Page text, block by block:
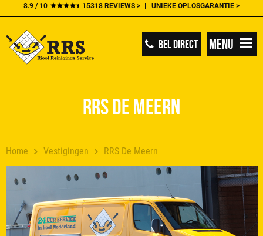
8.9 / 10 15318 REVIEWS > UNIEKE OPLOSGARANTIE >
BEL DIRECT Menu
Home Vestigingen RRS De Meern
RRS De Meern